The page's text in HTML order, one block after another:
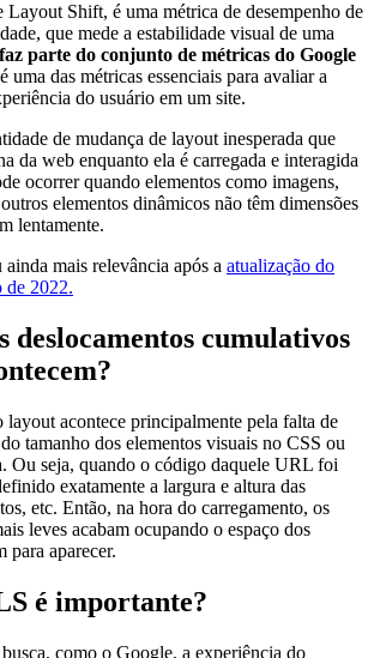
Shift, é uma métrica de desempenho de
que mede a estabilidade visual de uma
parte do conjunto de métricas do Google
uma das métricas essenciais para avaliar a
do usuário em um site.
de mudança de layout inesperada que
da web enquanto ela é carregada e interagida
ocorrer quando elementos como imagens,
elementos dinâmicos não têm dimensões
lentamente.
mais relevância após a atualização do
de 2022.
deslocamentos cumulativos
layout acontece principalmente pela falta de
tamanho dos elementos visuais no CSS ou
Ou seja, quando o código daquele URL foi
exatamente a largura e altura das
etc. Então, na hora do carregamento, os
leves acabam ocupando o espaço dos
para aparecer.
é importante?
como o Google, a experiência do